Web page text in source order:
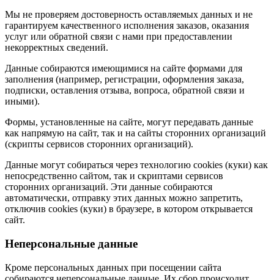
Мы не проверяем достоверность оставляемых данных и не
гарантируем качественного исполнения заказов, оказания
услуг или обратной связи с нами при предоставлении
некорректных сведений.
Данные собираются имеющимися на сайте формами для
заполнения (например, регистрации, оформления заказа,
подписки, оставления отзыва, вопроса, обратной связи и
иными).
Формы, установленные на сайте, могут передавать данные
как напрямую на сайт, так и на сайты сторонних организаций
(скрипты сервисов сторонних организаций).
Данные могут собираться через технологию cookies (куки) как
непосредственно сайтом, так и скриптами сервисов
сторонних организаций. Эти данные собираются
автоматически, отправку этих данных можно запретить,
отключив cookies (куки) в браузере, в котором открывается
сайт.
Неперсональные данные
Кроме персональных данных при посещении сайта